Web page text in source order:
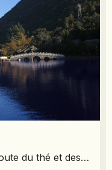
Minorités du Yunnan, sur la route du thé et des chevaux